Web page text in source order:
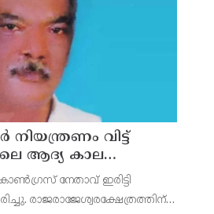
നിയന്ത്രണം വിട്ട്
ആദ്യ കാല
മരിച്ചുനേതാവ് ഇരിട്ടി
രാജരാജേശ്വരക്ഷേത്രത്തിന്